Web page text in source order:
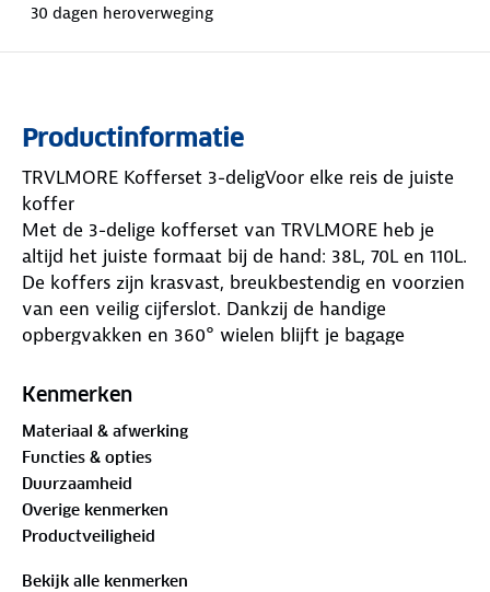
30 dagen heroverweging
Productinformatie
TRVLMORE Kofferset 3-deligVoor elke reis de juiste
koffer
Met de 3-delige kofferset van TRVLMORE heb je
altijd het juiste formaat bij de hand: 38L, 70L en 110L.
De koffers zijn krasvast, breukbestendig en voorzien
van een veilig cijferslot. Dankzij de handige
opbergvakken en 360° wielen blijft je bagage
Lichtgewicht en stapelbaar: alle koffers passen in
altijd goed voorbereid op reis!
Waarom kiezen voor TRVLMORE?
Voor reizigers die gemak, zekerheid en flexibiliteit
willen tijdens elke reis.
Specificaties
Inhoud: 38L, 70L, 110L
Kenmerken
Materiaal & afwerking
Functies & opties
Duurzaamheid
Overige kenmerken
Productveiligheid
Bekijk alle kenmerken